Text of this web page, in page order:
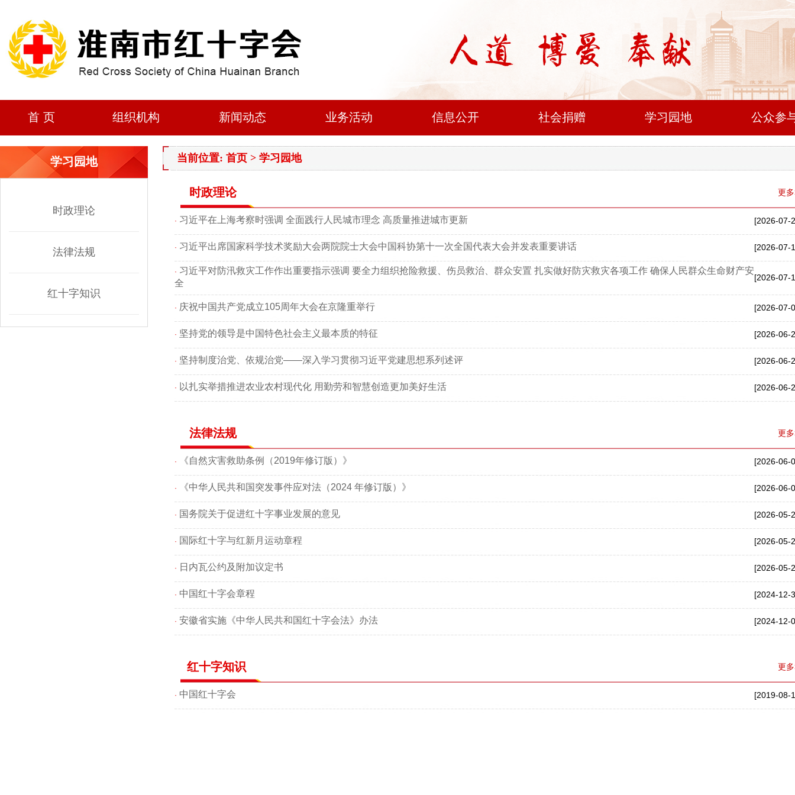
首 页 组织机构 新闻动态 业务活动 信息公开 社会捐赠 学习园地 公众参
学习园地
时政理论
法律法规
红十字知识
当前位置: 首页 > 学习园地
时政理论 更
· 习近平在上海考察时强调 全面践行人民城市理念 高质量推进城市更新 [2026-07-
· 习近平出席国家科学技术奖励大会两院院士大会中国科协第十一次全国代表大会并发表重要讲话 [2026-07-
· 习近平对防汛救灾工作作出重要指示强调 要全力组织抢险救援、伤员救治、群众安置 扎实做好防灾救灾各项工作 确保人民群众生命财产安
全
[2026-07-
· 庆祝中国共产党成立105周年大会在京隆重举行 [2026-07-
· 坚持党的领导是中国特色社会主义最本质的特征 [2026-06-
· 坚持制度治党、依规治党——深入学习贯彻习近平党建思想系列述评 [2026-06-
· 以扎实举措推进农业农村现代化 用勤劳和智慧创造更加美好生活 [2026-06-
法律法规 更
· 《自然灾害救助条例（2019年修订版）》 [2026-06-
· 《中华人民共和国突发事件应对法（2024 年修订版）》 [2026-06-
· 国务院关于促进红十字事业发展的意见 [2026-05-
· 国际红十字与红新月运动章程 [2026-05-
· 日内瓦公约及附加议定书 [2026-05-
· 中国红十字会章程 [2024-12-
· 安徽省实施《中华人民共和国红十字会法》办法 [2024-12-
红十字知识 更
· 中国红十字会 [2019-08-